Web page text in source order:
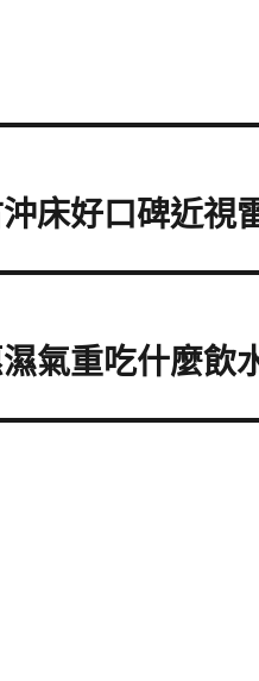
床好口碑近視
氣重吃什麼飲